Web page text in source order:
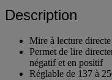
Description
Mire à lecture
Permet de lire
négatif et en positif
Réglable de 137 à